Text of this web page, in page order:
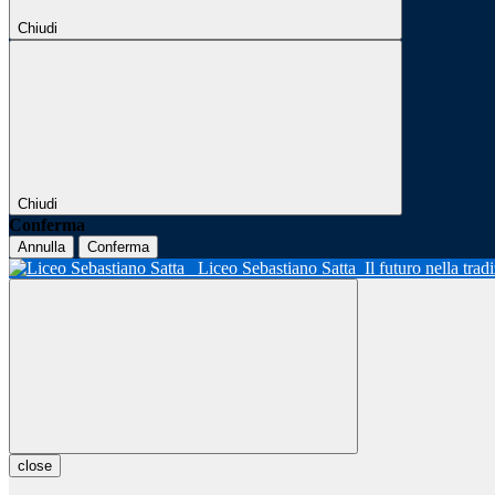
Chiudi
Chiudi
Conferma
Annulla Conferma
Liceo Sebastiano Satta Il futuro nella
close